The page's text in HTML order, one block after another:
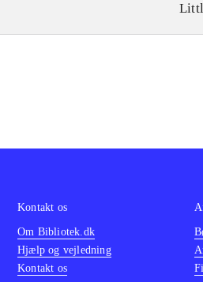
Kontakt os
Om Bibliotek.dk
Hjælp og vejledning
Kontakt os